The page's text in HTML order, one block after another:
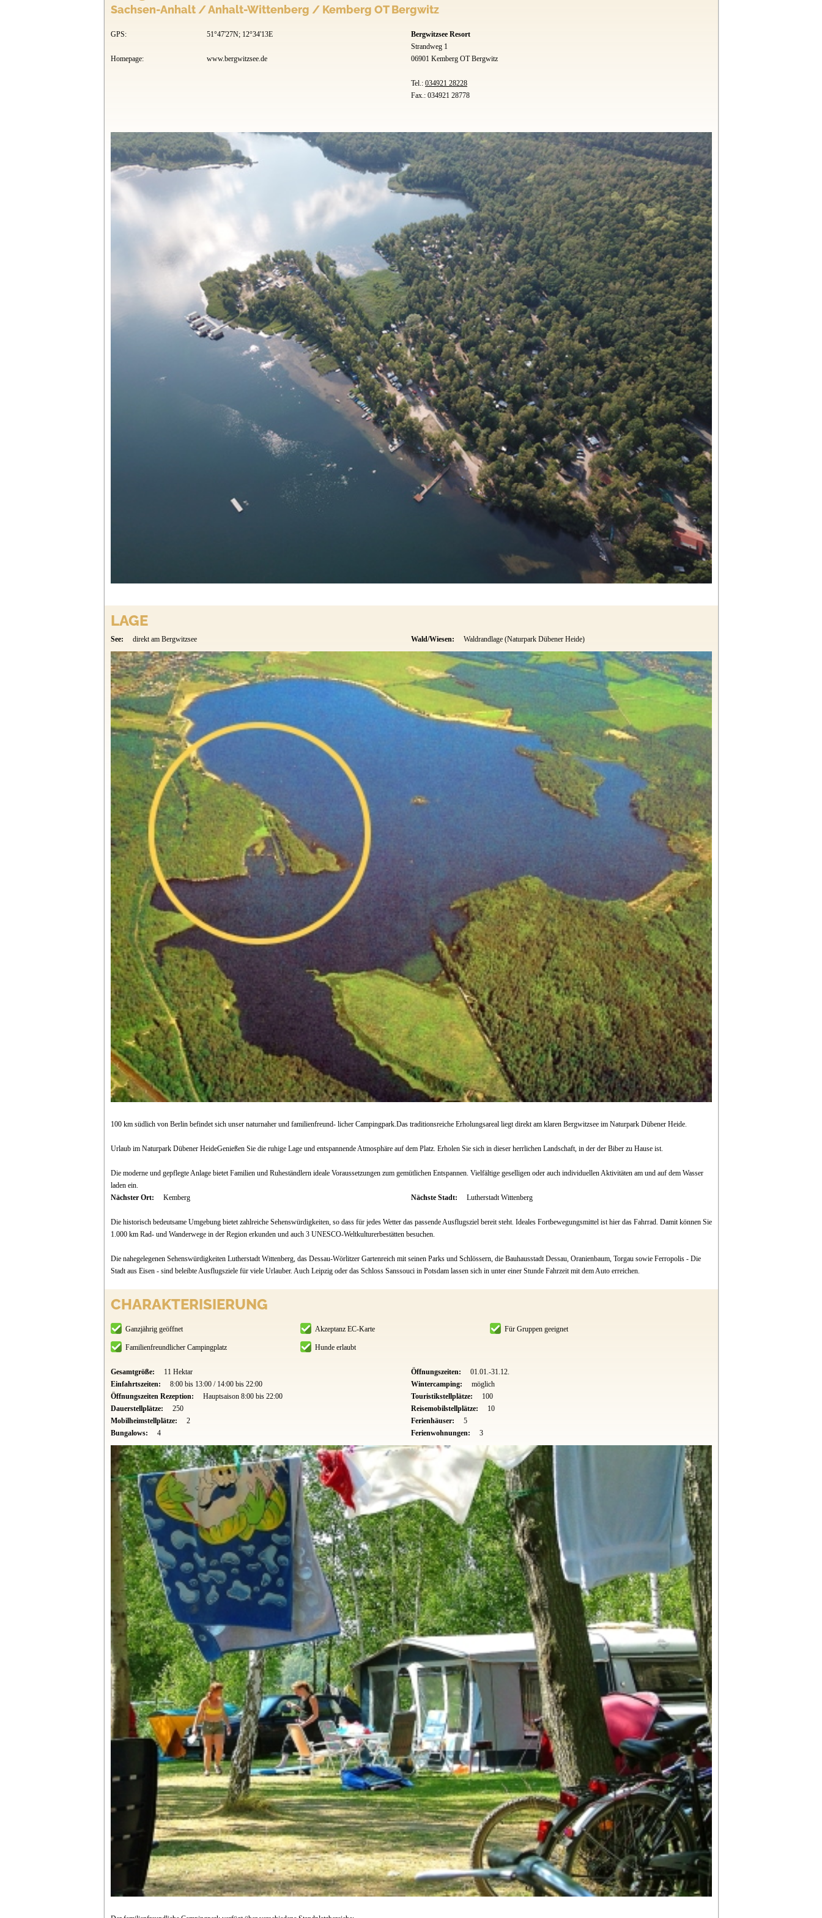
Sachsen-Anhalt / Anhalt-Wittenberg / Kemberg OT Bergwitz
GPS: 51°47'27N; 12°34'13E
Homepage: www.bergwitzsee.de
Bergwitzsee Resort
Strandweg 1
06901 Kemberg OT Bergwitz
Tel.: 034921 28228
Fax.: 034921 28778
LAGE
See: direkt am Bergwitzsee Wald/Wiesen: Waldrandlage (Naturpark Dübener Heide)
100 km südlich von Berlin befindet sich unser naturnaher und familienfreund- licher Campingpark.Das traditionsreiche Erholungsareal liegt direkt am klaren Bergwitzsee im Naturpark Dübener Heide.
Urlaub im Naturpark Dübener HeideGenießen Sie die ruhige Lage und entspannende Atmosphäre auf dem Platz. Erholen Sie sich in dieser herrlichen Landschaft, in der der Biber zu Hause ist.
Die moderne und gepflegte Anlage bietet Familien und Ruheständlern ideale Voraussetzungen zum gemütlichen Entspannen. Vielfältige geselligen oder auch individuellen Aktivitäten am und auf dem Wasser
laden ein.
Nächster Ort:
Kemberg Nächste Stadt: Lutherstadt Wittenberg
Die historisch bedeutsame Umgebung bietet zahlreiche Sehenswürdigkeiten, so dass für jedes Wetter das passende Ausflugsziel bereit steht. Ideales Fortbewegungsmittel ist hier das Fahrrad. Damit können Sie
1.000 km Rad- und Wanderwege in der Region erkunden und auch 3 UNESCO-Weltkulturerbestätten besuchen.
Die nahegelegenen Sehenswürdigkeiten Lutherstadt Wittenberg, das Dessau-Wörlitzer Gartenreich mit seinen Parks und Schlössern, die Bauhausstadt Dessau, Oranienbaum, Torgau sowie Ferropolis - Die
Stadt aus Eisen - sind beleibte Ausflugsziele für viele Urlauber. Auch Leipzig oder das Schloss Sanssouci in Potsdam lassen sich in unter einer Stunde Fahrzeit mit dem Auto erreichen.
CHARAKTERISIERUNG
Ganzjährig geöffnet Akzeptanz EC-Karte Für Gruppen geeignet
Familienfreundlicher Campingplatz Hunde erlaubt
Gesamtgröße: 11 Hektar Öffnungszeiten:
01.01.-31.12.
Einfahrtszeiten:
8:00 bis 13:00 / 14:00 bis 22:00 Wintercamping:
möglich
Öffnungszeiten Rezeption:
Hauptsaison 8:00 bis 22:00 Touristikstellplätze:
100
Dauerstellplätze:
250 Reisemobilstellplätze:
10
Mobilheimstellplätze:
2 Ferienhäuser:
5
Bungalows:
4 Ferienwohnungen: 3